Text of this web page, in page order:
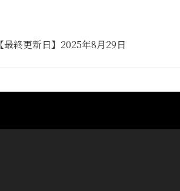
【最終更新日】2025年8月29日